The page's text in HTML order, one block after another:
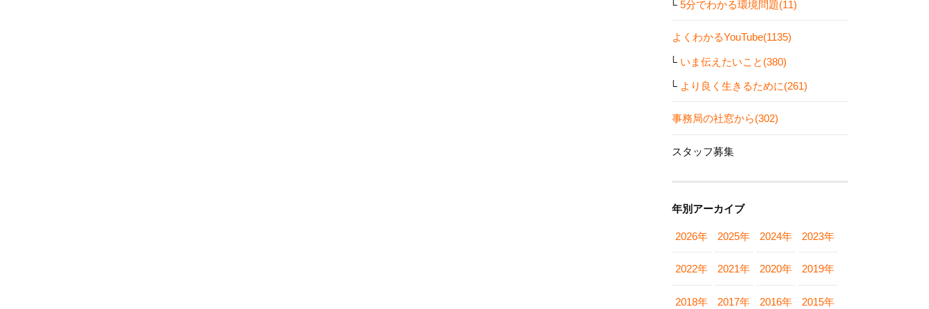
5分でわかる環境問題(11)
よくわかるYouTube(1135)
いま伝えたいこと(380)
より良く生きるために(261)
事務局の社窓から(302)
スタッフ募集
年別アーカイブ
2026年 2025年 2024年 2023年
2022年 2021年 2020年 2019年
2018年 2017年 2016年 2015年